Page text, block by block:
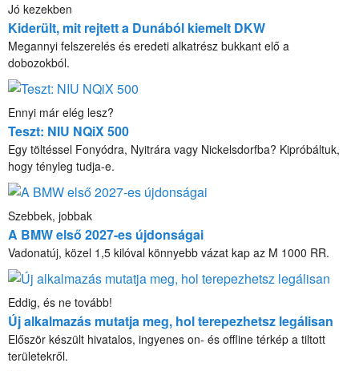
Jó kezekben
Kiderült, mit rejtett a Dunából kiemelt DKW
Megannyi felszerelés és eredeti alkatrész bukkant elő a
dobozokból.
Ennyi már elég lesz?
Teszt: NIU NQiX 500
Egy töltéssel Fonyódra, Nyitrára vagy Nickelsdorfba? Kipróbáltuk,
hogy tényleg tudja-e.
Szebbek, jobbak
A BMW első 2027-es újdonságai
Vadonatúj, közel 1,5 kilóval könnyebb vázat kap az M 1000 RR.
Eddig, és ne tovább!
Új alkalmazás mutatja meg, hol terepezhetsz legálisan
Először készült hivatalos, ingyenes on- és offline térkép a tiltott
területekről.